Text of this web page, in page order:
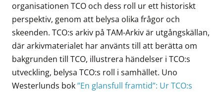
organisationen TCO och dess roll ur ett historiskt
perspektiv, genom att belysa olika frågor och
skeenden. TCO:s arkiv på TAM-Arkiv är utgångskällan,
där arkivmaterialet har använts till att berätta om
bakgrunden till TCO, illustrera händelser i TCO:s
utveckling, belysa TCO:s roll i samhället. Uno
Westerlunds bok”En glansfull framtid”: Ur TCO:s